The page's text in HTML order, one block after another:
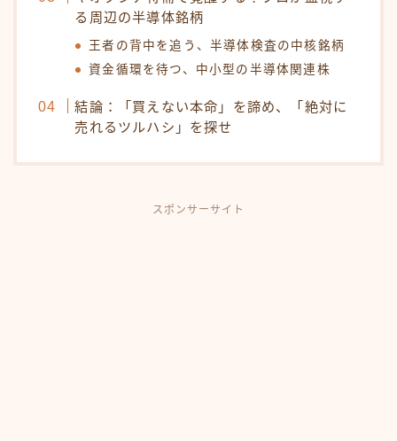
る周辺の半導体銘柄
王者の背中を追う、半導体検査の中核銘柄
資金循環を待つ、中小型の半導体関連株
結論：「買えない本命」を諦め、「絶対に
売れるツルハシ」を探せ
スポンサーサイト